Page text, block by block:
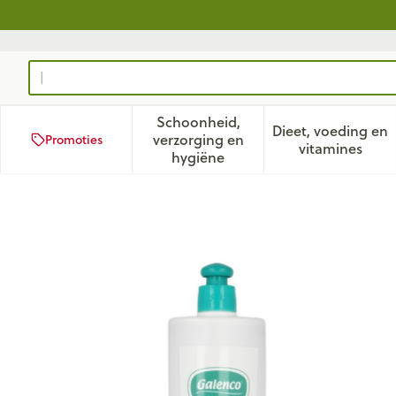
Product, merk, categorie...
Promoties
Schoonheid,
verzorging en
hygiëneToon submenu voor
Dieet, voeding en
vitamines
Toon
Galenco Bb Badolie 400ml